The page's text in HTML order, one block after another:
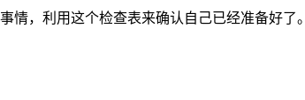
情，利用这个检查表来确认自己已经准备好了。